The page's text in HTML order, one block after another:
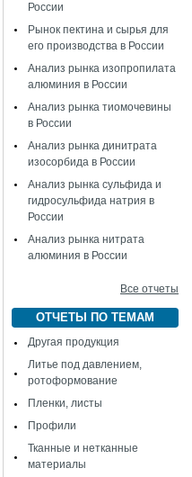
России
Рынок пектина и сырья для
его производства в России
Анализ рынка изопропилата
алюминия в России
Анализ рынка тиомочевины
в России
Анализ рынка динитрата
изосорбида в России
Анализ рынка сульфида и
гидросульфида натрия в
России
Анализ рынка нитрата
алюминия в России
Все отчеты
ОТЧЕТЫ ПО ТЕМАМ
Другая продукция
Литье под давлением,
ротоформование
Пленки, листы
Профили
Тканные и нетканные
материалы